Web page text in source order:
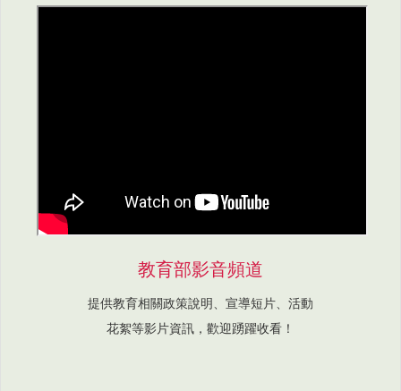
教育部影音頻道
提供教育相關政策說明、宣導短片、活動
花絮等影片資訊，歡迎踴躍收看！